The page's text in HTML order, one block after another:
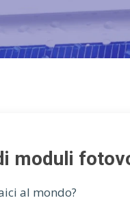
moduli
al mondo?